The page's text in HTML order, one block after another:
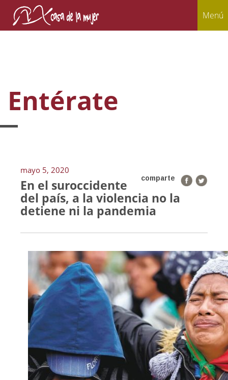
Menú
Entérate
mayo 5, 2020
comparte
En el suroccidente
del país, a la violencia no la
detiene ni la pandemia